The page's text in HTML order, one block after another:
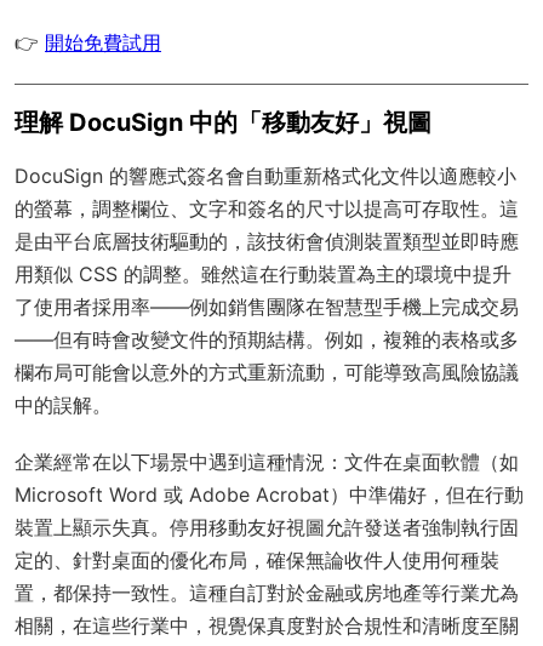
👉 開始免費試用
理解 DocuSign 中的「移動友好」視圖
DocuSign 的響應式簽名會自動重新格式化文件以適應較小
的螢幕，調整欄位、文字和簽名的尺寸以提高可存取性。這
是由平台底層技術驅動的，該技術會偵測裝置類型並即時應
用類似 CSS 的調整。雖然這在行動裝置為主的環境中提升
了使用者採用率——例如銷售團隊在智慧型手機上完成交易
——但有時會改變文件的預期結構。例如，複雜的表格或多
欄布局可能會以意外的方式重新流動，可能導致高風險協議
中的誤解。
企業經常在以下場景中遇到這種情況：文件在桌面軟體（如
Microsoft Word 或 Adobe Acrobat）中準備好，但在行動
裝置上顯示失真。停用移動友好視圖允許發送者強制執行固
定的、針對桌面的優化布局，確保無論收件人使用何種裝
置，都保持一致性。這種自訂對於金融或房地產等行業尤為
相關，在這些行業中，視覺保真度對於合規性和清晰度至關